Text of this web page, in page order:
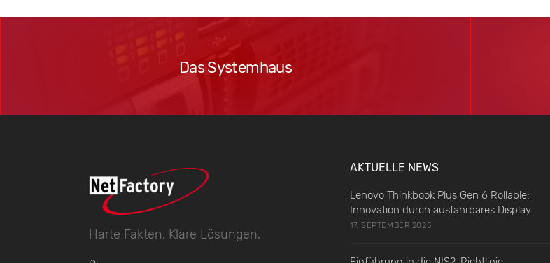
Das Systemhaus
Harte Fakten. Klare Lösungen.
AKTUELLE NEWS
Lenovo Thinkbook Plus Gen 6 Rollable:
Innovation durch ausfahrbares Display
17. SEPTEMBER 2025